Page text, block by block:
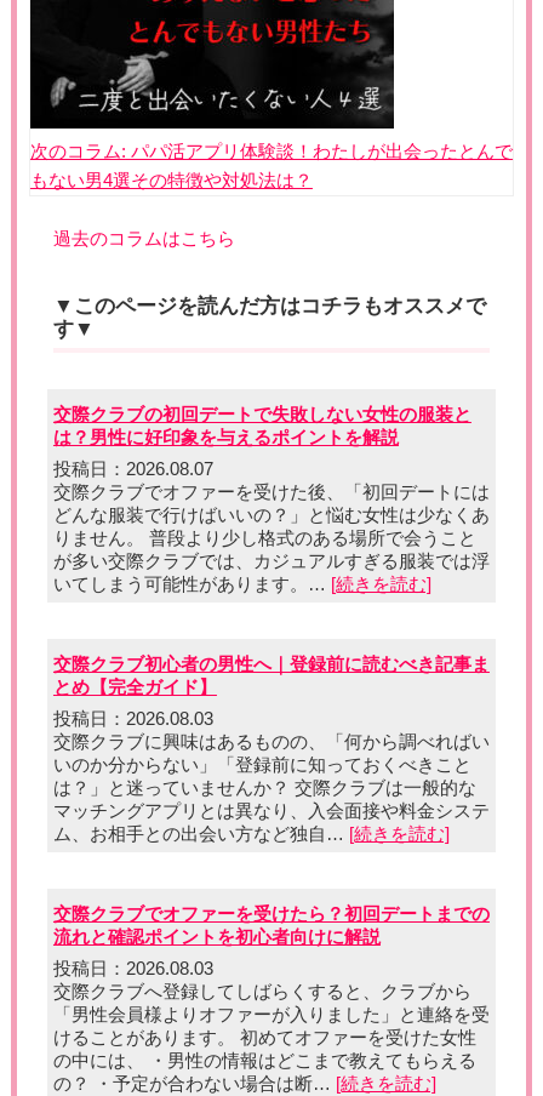
次のコラム: パパ活アプリ体験談！わたしが出会ったとんで
もない男4選その特徴や対処法は？
過去のコラムはこちら
▼このページを読んだ方はコチラもオススメで
す▼
交際クラブの初回デートで失敗しない女性の服装と
は？男性に好印象を与えるポイントを解説
投稿日：2026.08.07
交際クラブでオファーを受けた後、「初回デートには
どんな服装で行けばいいの？」と悩む女性は少なくあ
りません。 普段より少し格式のある場所で会うこと
が多い交際クラブでは、カジュアルすぎる服装では浮
いてしまう可能性があります。… [続きを読む]
交際クラブ初心者の男性へ｜登録前に読むべき記事ま
とめ【完全ガイド】
投稿日：2026.08.03
交際クラブに興味はあるものの、「何から調べればい
いのか分からない」「登録前に知っておくべきこと
は？」と迷っていませんか？ 交際クラブは一般的な
マッチングアプリとは異なり、入会面接や料金システ
ム、お相手との出会い方など独自… [続きを読む]
交際クラブでオファーを受けたら？初回デートまでの
流れと確認ポイントを初心者向けに解説
投稿日：2026.08.03
交際クラブへ登録してしばらくすると、クラブから
「男性会員様よりオファーが入りました」と連絡を受
けることがあります。 初めてオファーを受けた女性
の中には、 ・男性の情報はどこまで教えてもらえる
の？ ・予定が合わない場合は断… [続きを読む]